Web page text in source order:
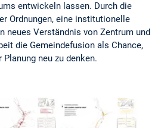
entwickeln lassen. Durch die
Ordnungen, eine institutionelle
neues Verständnis von Zentrum und
die Gemeindefusion als Chance,
neu zu denken.